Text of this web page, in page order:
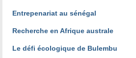
Entrepenariat au sénégal
Recherche en Afrique australe
Le défi écologique de Bulembu